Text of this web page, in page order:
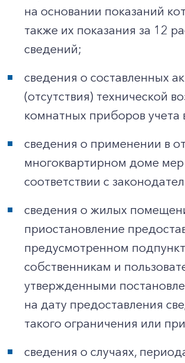
на основании показаний
также их показания за 12
сведений;
сведения о составленных
(отсутствия) технической
комнатных приборов
сведения о применении в
многоквартирном доме
соответствии с
сведения о жилых
приостановление
предусмотренном
собственникам и
утвержденными
на дату предоставления
такого ограничения или
сведения о случаях,